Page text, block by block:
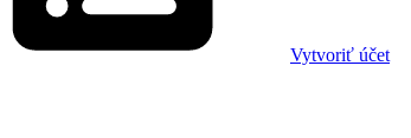
Vytvoriť účet